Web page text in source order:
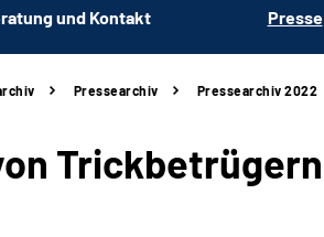
und Kontakt Presse
Pressearchiv Pressearchiv 2022
Trickbetrügern